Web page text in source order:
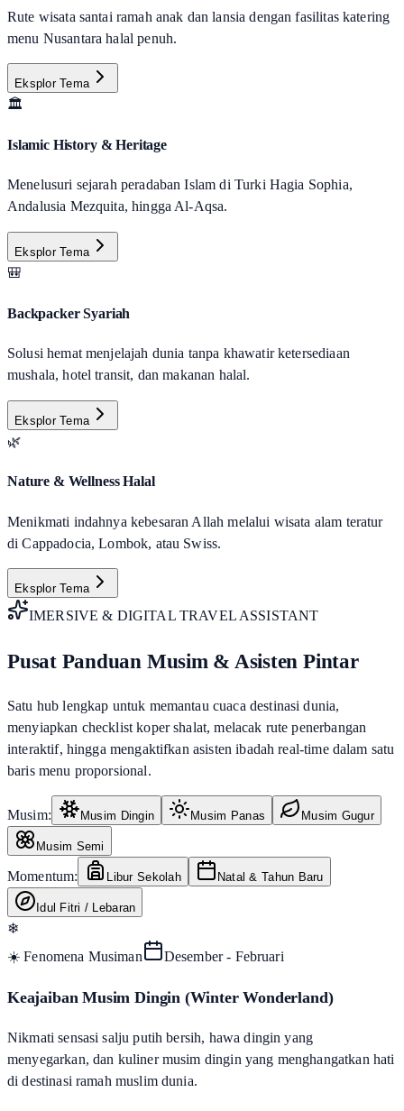
Rute wisata santai ramah anak dan lansia dengan fasilitas katering
menu Nusantara halal penuh.
Eksplor Tema
🏛️
Islamic History & Heritage
Menelusuri sejarah peradaban Islam di Turki Hagia Sophia,
Andalusia Mezquita, hingga Al-Aqsa.
Eksplor Tema
🎒
Backpacker Syariah
Solusi hemat menjelajah dunia tanpa khawatir ketersediaan
mushala, hotel transit, dan makanan halal.
Eksplor Tema
🌿
Nature & Wellness Halal
Menikmati indahnya kebesaran Allah melalui wisata alam teratur
di Cappadocia, Lombok, atau Swiss.
Eksplor Tema
IMERSIVE & DIGITAL TRAVEL ASSISTANT
Pusat Panduan Musim & Asisten Pintar
Satu hub lengkap untuk memantau cuaca destinasi dunia,
menyiapkan checklist koper shalat, melacak rute penerbangan
interaktif, hingga mengaktifkan asisten ibadah real-time dalam satu
baris menu proporsional.
Musim: Musim Dingin Musim Panas Musim Gugur
Musim Semi
Momentum: Libur Sekolah Natal & Tahun Baru
Idul Fitri / Lebaran
❄
☀️ Fenomena Musiman
Desember - Februari
Keajaiban Musim Dingin (Winter Wonderland)
Nikmati sensasi salju putih bersih, hawa dingin yang
menyegarkan, dan kuliner musim dingin yang menghangatkan hati
di destinasi ramah muslim dunia.